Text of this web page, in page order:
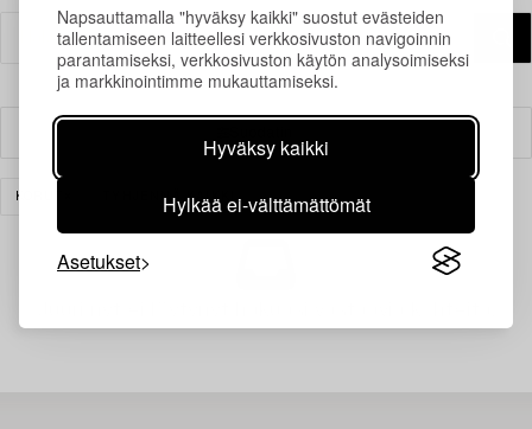
Napsauttamalla "hyväksy kaikki" suostut evästeiden
tallentamiseen laitteellesi verkkosivuston navigoinnin
parantamiseksi, verkkosivuston käytön analysoimiseksi
ja markkinointimme mukauttamiseksi.
Hyväksy kaikki
Hylkää ei-välttämättömät
Asetukset
KORUT TYHJENNÄ KAIKKI